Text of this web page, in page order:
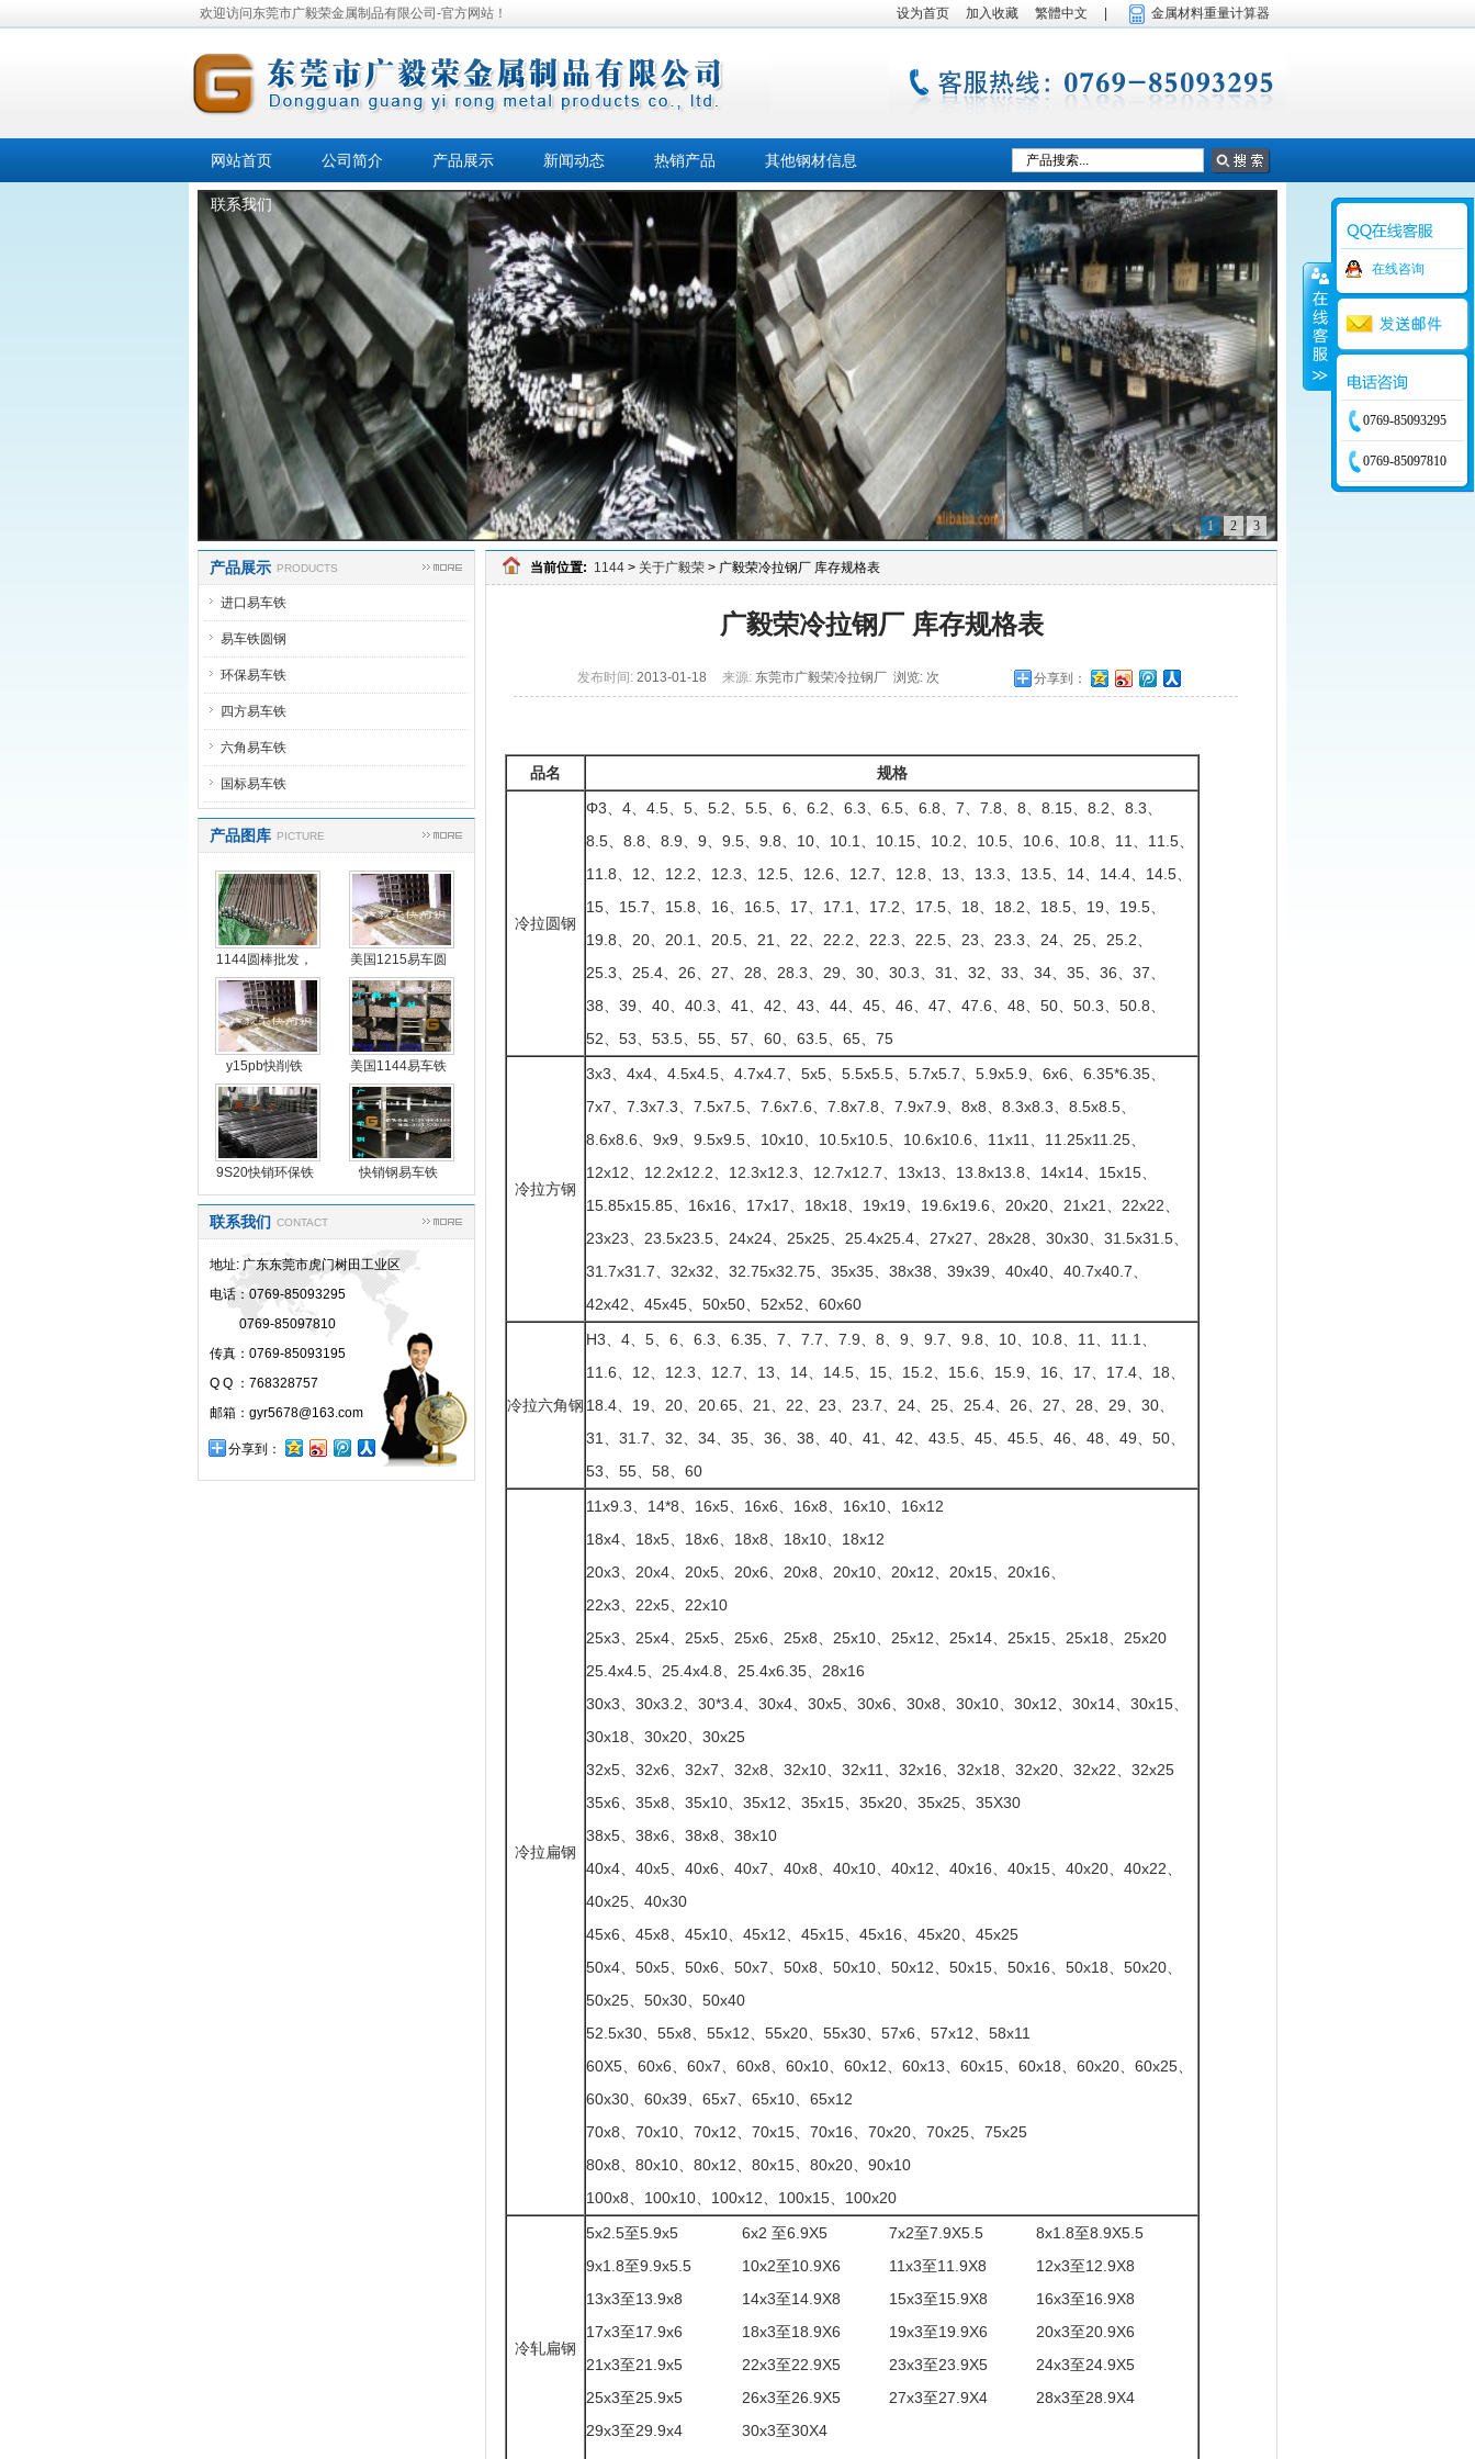
欢迎访问东莞市广毅荣金属制品有限公司-官方网站！ 设为首页 加入收藏 繁體中文 金属材料重量计算器
网站首页 公司简介 产品展示 新闻动态 热销产品 其他钢材信息
联系我们
1 2 3
产品展示 PRODUCTS
进口易车铁
易车铁圆钢
环保易车铁
四方易车铁
六角易车铁
国标易车铁
产品图库 PICTURE
1144圆棒批发，
进
美国1215易车圆
钢
y15pb快削铁
y15p
美国1144易车铁
9S20快销环保铁 快销钢易车铁
联系我们 CONTACT
地址: 广东东莞市虎门树田工业区
电话：0769-85093295
0769-85097810
传真：0769-85093195
Q Q ：768328757
邮箱：gyr5678@163.com
分享到：
当前位置: 1144 > 关于广毅荣 > 广毅荣冷拉钢厂 库存规格表
广毅荣冷拉钢厂 库存规格表
发布时间: 2013-01-18 来源: 东莞市广毅荣冷拉钢厂 浏览: 次 分享到：
品名 规格
冷拉圆钢
Φ3、4、4.5、5、5.2、5.5、6、6.2、6.3、6.5、6.8、7、7.8、8、8.15、8.2、8.3、
8.5、8.8、8.9、9、9.5、9.8、10、10.1、10.15、10.2、10.5、10.6、10.8、11、11.5、
11.8、12、12.2、12.3、12.5、12.6、12.7、12.8、13、13.3、13.5、14、14.4、14.5、
15、15.7、15.8、16、16.5、17、17.1、17.2、17.5、18、18.2、18.5、19、19.5、
19.8、20、20.1、20.5、21、22、22.2、22.3、22.5、23、23.3、24、25、25.2、
25.3、25.4、26、27、28、28.3、29、30、30.3、31、32、33、34、35、36、37、
38、39、40、40.3、41、42、43、44、45、46、47、47.6、48、50、50.3、50.8、
52、53、53.5、55、57、60、63.5、65、75
冷拉方钢
3x3、4x4、4.5x4.5、4.7x4.7、5x5、5.5x5.5、5.7x5.7、5.9x5.9、6x6、6.35*6.35、
7x7、7.3x7.3、7.5x7.5、7.6x7.6、7.8x7.8、7.9x7.9、8x8、8.3x8.3、8.5x8.5、
8.6x8.6、9x9、9.5x9.5、10x10、10.5x10.5、10.6x10.6、11x11、11.25x11.25、
12x12、12.2x12.2、12.3x12.3、12.7x12.7、13x13、13.8x13.8、14x14、15x15、
15.85x15.85、16x16、17x17、18x18、19x19、19.6x19.6、20x20、21x21、22x22、
23x23、23.5x23.5、24x24、25x25、25.4x25.4、27x27、28x28、30x30、31.5x31.5、
31.7x31.7、32x32、32.75x32.75、35x35、38x38、39x39、40x40、40.7x40.7、
42x42、45x45、50x50、52x52、60x60
冷拉六角钢
H3、4、5、6、6.3、6.35、7、7.7、7.9、8、9、9.7、9.8、10、10.8、11、11.1、
11.6、12、12.3、12.7、13、14、14.5、15、15.2、15.6、15.9、16、17、17.4、18、
18.4、19、20、20.65、21、22、23、23.7、24、25、25.4、26、27、28、29、30、
31、31.7、32、34、35、36、38、40、41、42、43.5、45、45.5、46、48、49、50、
53、55、58、60
冷拉扁钢
11x9.3、14*8、16x5、16x6、16x8、16x10、16x12
18x4、18x5、18x6、18x8、18x10、18x12
20x3、20x4、20x5、20x6、20x8、20x10、20x12、20x15、20x16、
22x3、22x5、22x10
25x3、25x4、25x5、25x6、25x8、25x10、25x12、25x14、25x15、25x18、25x20
25.4x4.5、25.4x4.8、25.4x6.35、28x16
30x3、30x3.2、30*3.4、30x4、30x5、30x6、30x8、30x10、30x12、30x14、30x15、
30x18、30x20、30x25
32x5、32x6、32x7、32x8、32x10、32x11、32x16、32x18、32x20、32x22、32x25
35x6、35x8、35x10、35x12、35x15、35x20、35x25、35X30
38x5、38x6、38x8、38x10
40x4、40x5、40x6、40x7、40x8、40x10、40x12、40x16、40x15、40x20、40x22、
40x25、40x30
45x6、45x8、45x10、45x12、45x15、45x16、45x20、45x25
50x4、50x5、50x6、50x7、50x8、50x10、50x12、50x15、50x16、50x18、50x20、
50x25、50x30、50x40
52.5x30、55x8、55x12、55x20、55x30、57x6、57x12、58x11
60X5、60x6、60x7、60x8、60x10、60x12、60x13、60x15、60x18、60x20、60x25、
60x30、60x39、65x7、65x10、65x12
70x8、70x10、70x12、70x15、70x16、70x20、70x25、75x25
80x8、80x10、80x12、80x15、80x20、90x10
100x8、100x10、100x12、100x15、100x20
冷轧扁钢
5x2.5至5.9x5 6x2 至6.9X5 7x2至7.9X5.5
8x1.8至8.9X5.5
9x1.8至9.9x5.5
10x2至10.9X6 11x3至11.9X8
12x3至12.9X8
13x3至13.9x8
14x3至14.9X8 15x3至15.9X8
16x3至16.9X8
17x3至17.9x6
18x3至18.9X6 19x3至19.9X6
20x3至20.9X6
21x3至21.9x5
22x3至22.9X5 23x3至23.9X5
24x3至24.9X5
25x3至25.9x5
26x3至26.9X5 27x3至27.9X4
28x3至28.9X4
29x3至29.9x4
30x3至30X4
在线咨询
0769-85093295
0769-85097810